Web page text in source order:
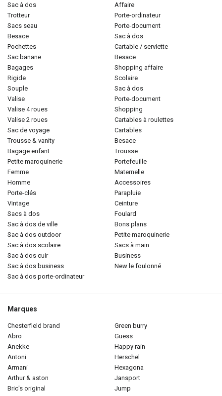
sac à dos
trotteur
sacs seau
besace
pochettes
sac banane
bagages
rigide
souple
valise
valise 4 roues
valise 2 roues
sac de voyage
trousse & vanity
bagage enfant
petite maroquinerie
femme
homme
porte-clés
vintage
sacs à dos
sac à dos de ville
sac à dos outdoor
sac à dos scolaire
sac à dos cuir
sac à dos business
sac à dos porte-ordinateur
affaire
porte-ordinateur
porte-document
sac à dos
cartable / serviette
besace
shopping affaire
scolaire
sac à dos
porte-document
shopping
cartables à roulettes
cartables
besace
trousse
portefeuille
maternelle
accessoires
parapluie
ceinture
foulard
bons plans
petite maroquinerie
sacs à main
business
new le foulonné
Marques
chesterfield brand
abro
anekke
antoni
armani
arthur & aston
bric's original
green burry
guess
happy rain
herschel
hexagona
jansport
jump